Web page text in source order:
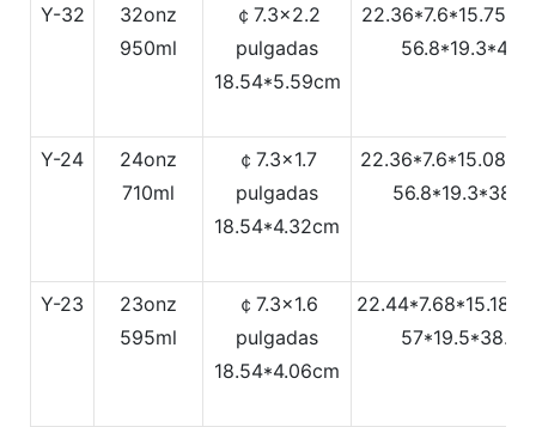
Y-32
32onz
950ml
￠7.3x2.2
pulgadas
18.54*5.59cm
Y-24
24onz
710ml
￠7.3x1.7
pulgadas
18.54*4.32cm
Y-23
23onz
595ml
￠7.3x1.6
pulgadas
18.54*4.06cm